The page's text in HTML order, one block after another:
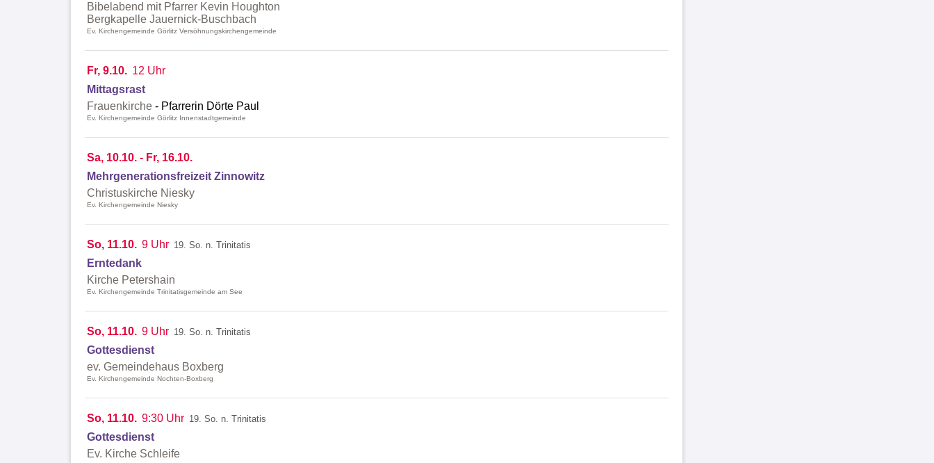
Bibelabend mit Pfarrer Kevin Houghton
Bergkapelle Jauernick-Buschbach
Ev. Kirchengemeinde Görlitz Versöhnungskirchengemeinde
Fr, 9.10. 12 Uhr
Mittagsrast
Frauenkirche
Pfarrerin Dörte Paul
Ev. Kirchengemeinde Görlitz Innenstadtgemeinde
Sa, 10.10. - Fr, 16.10.
Mehrgenerationsfreizeit Zinnowitz
Christuskirche Niesky
Ev. Kirchengemeinde Niesky
So, 11.10. 9 Uhr 19. So. n. Trinitatis
Erntedank
Kirche Petershain
Ev. Kirchengemeinde Trinitatisgemeinde am See
So, 11.10. 9 Uhr 19. So. n. Trinitatis
Gottesdienst
ev. Gemeindehaus Boxberg
Ev. Kirchengemeinde Nochten-Boxberg
So, 11.10. 9:30 Uhr 19. So. n. Trinitatis
Gottesdienst
Ev. Kirche Schleife